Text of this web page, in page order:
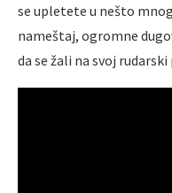
se upletete u nešto
nameštaj, ogromne
da se žali na svoj rudarski